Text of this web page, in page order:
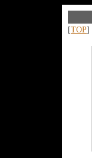
[TOP]